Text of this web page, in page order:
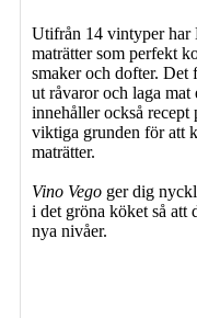
Utifrån 14 vintyper har
maträtter som perfekt
smaker och dofter. Det
ut råvaror och laga
innehåller också recept
viktiga grunden för att
maträtter.
Vino Vego ger dig
i det gröna köket så
nya nivåer.